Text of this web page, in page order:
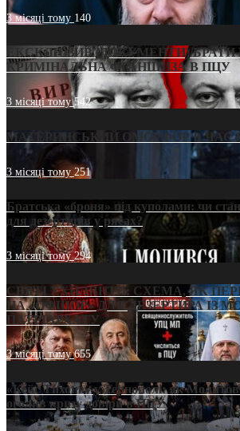
3 місяці тому 140
ЕКСКЛЮЗИВ (ДОКУМЕНТИ)/БРАТИ
КРИМІНАЛЬНА ФРАНШИЗА В ПЦУ
3 місяці тому542
МАТЕРИНСЬКИЙ ОМОРФОР В ЧАС
3 місяці тому251
Братська «броня» під куполами: чи
для дезертирів у рясах?
3 місяці тому294
СВЯТІ УХИЛЯНТИ: СХЕМА, ЯК
НА «ОФШОР» ДЛЯ ДЕЗЕРТИРА ІЗ
ПАТРІАРХАТУ
3 місяці тому655
«Кейс Тихона» у Тернополі: як
оголив кризу довіри в ПЦУ